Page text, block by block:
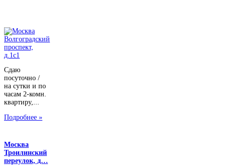
Сдаю
посуточно /
на сутки и по
часам 2-комн.
квартиру,...
Подробнее »
Москва
Троилинский
переулок, д…